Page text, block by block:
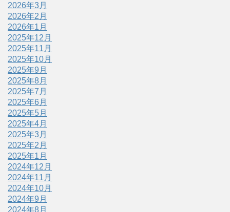
2026年3月
2026年2月
2026年1月
2025年12月
2025年11月
2025年10月
2025年9月
2025年8月
2025年7月
2025年6月
2025年5月
2025年4月
2025年3月
2025年2月
2025年1月
2024年12月
2024年11月
2024年10月
2024年9月
2024年8月